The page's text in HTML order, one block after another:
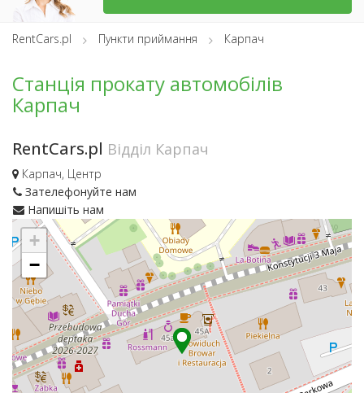
RentCars.pl Пункти приймання Карпач
Станція прокату автомобілів
Карпач
RentCars.pl Відділ Карпач
Карпач, Центр
Зателефонуйте нам
Напишіть нам
+
−